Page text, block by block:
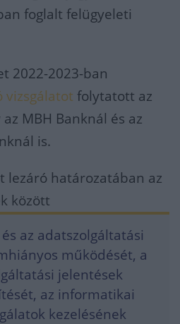
foglalt felügyeleti
2022-2023-ban
vizsgálatot folytatott az
MBH Banknál és az
is.
lezáró határozatában az
között
az adatszolgáltatási
működését, a
jelentések
az informatikai
kezelésének